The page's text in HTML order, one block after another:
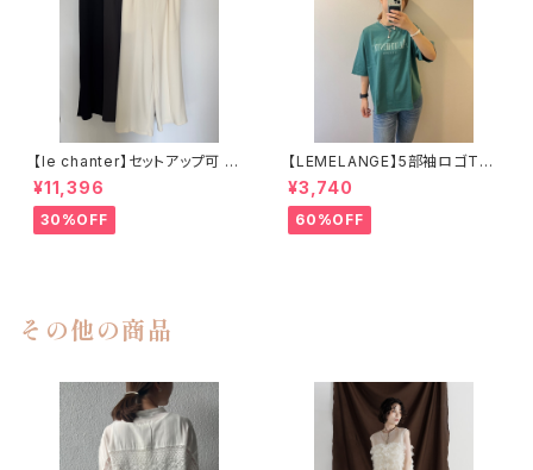
【le chanter】セットアップ可 カ
ットジョーゼットセンタープレス
イージーパンツ
¥11,396
30%OFF
【LEMELANGE】5部袖ロゴTee
シャツ
¥3,740
60%OFF
その他の商品